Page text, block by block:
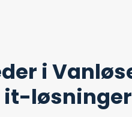
i
it-løsninger